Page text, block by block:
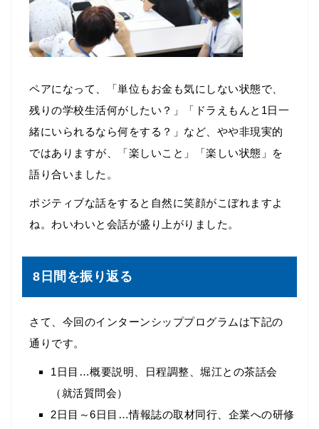
ペアになって、「単位もお金も気にしない状態で、
残りの学校生活何がしたい？」「ドラえもんと1日一
緒にいられるなら何をする？」など、やや非現実的
ではありますが、「楽しいこと」「楽しい状態」を
語り合いました。
ポジティブな話をすると自然に笑顔がこぼれますよ
ね。わいわいと会話が盛り上がりました。
8日間を振り返る
さて、今回のインターンシッププログラムは下記の
通りです。
1日目…概要説明、日程調整、堀江との茶話会
（就活質問会）
2日目～6日目…情報誌の取材同行、企業への研修